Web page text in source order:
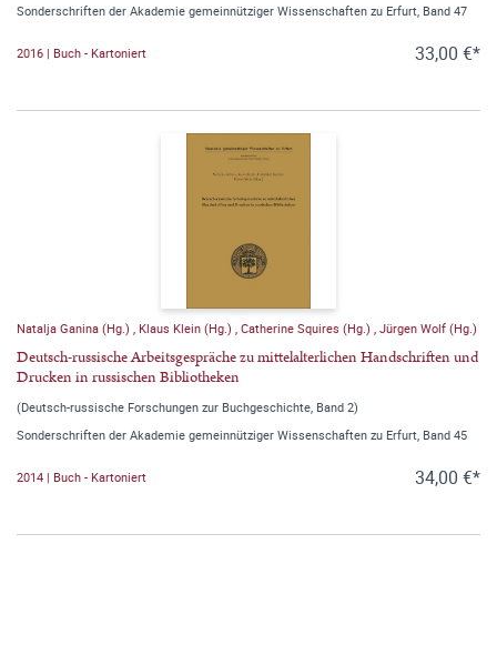
Sonderschriften der Akademie gemeinnütziger Wissenschaften zu Erfurt, Band 47
2016 | Buch - Kartoniert 33,00 €*
Natalja Ganina (Hg.) Klaus Klein (Hg.) Catherine Squires (Hg.) Jürgen Wolf (Hg.)
Deutsch-russische Arbeitsgespräche zu mittelalterlichen Handschriften und
Drucken in russischen Bibliotheken
(Deutsch-russische Forschungen zur Buchgeschichte, Band 2)
Sonderschriften der Akademie gemeinnütziger Wissenschaften zu Erfurt, Band 45
2014 | Buch - Kartoniert 34,00 €*